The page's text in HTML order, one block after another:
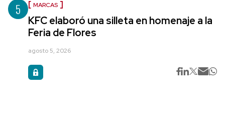
5 MARCAS
KFC elaboró una silleta en homenaje a la
Feria de Flores
agosto 5, 2026